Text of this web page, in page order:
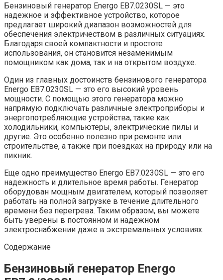
Бензиновый генератор Energo EB7.0230SL — это
надежное и эффективное устройство, которое
предлагает широкий диапазон возможностей для
обеспечения электричеством в различных ситуациях.
Благодаря своей компактности и простоте
использования, он становится незаменимым
помощником как дома, так и на открытом воздухе.
Один из главных достоинств бензинового генератора
Energo EB7.0230SL — это его высокий уровень
мощности. С помощью этого генератора можно
напрямую подключать различные электроприборы и
энергопотребляющие устройства, такие как
холодильники, компьютеры, электрические пилы и
другие. Это особенно полезно при ремонте или
строительстве, а также при поездках на природу или на
пикник.
Еще одно преимущество Energo EB7.0230SL — это его
надежность и длительное время работы. Генератор
оборудован мощным двигателем, который позволяет
работать на полной загрузке в течение длительного
времени без перегрева. Таким образом, вы можете
быть уверены в постоянном и надежном
электроснабжении даже в экстремальных условиях.
Содержание
Бензиновый генератор Energo